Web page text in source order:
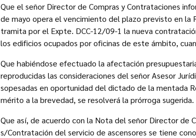
Que el señor Director de Compras y Contrataciones
de mayo opera el vencimiento del plazo previsto en la
tramita por el Expte. DCC-12/09-1 la nueva
los edificios ocupados por oficinas de este ámbito,
Que habiéndose efectuado la afectación
reproducidas las consideraciones del señor Asesor
sopesadas en oportunidad del dictado de la mentada
mérito a la brevedad, se resolverá la prórroga sugerida.
Que así, de acuerdo con la Nota del señor Director de
s/Contratación del servicio de ascensores se tiene